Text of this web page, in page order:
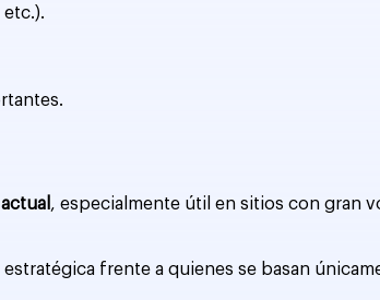
, especialmente útil en sitios con gran
frente a quienes se basan